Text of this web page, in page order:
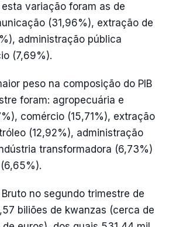
variação foram as de
(31,96%), extração de
administração pública
(7,69%).
peso na composição do PIB
foram: agropecuária e
comércio (15,71%), extração
(12,92%), administração
transformadora (6,73%)
no segundo trimestre de
biliões de kwanzas (cerca de